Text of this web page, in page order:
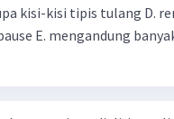
kisi-kisi tipis tulang D.
E. mengandung